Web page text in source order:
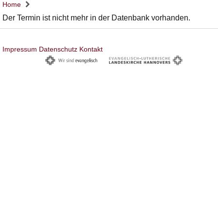
Home
Der Termin ist nicht mehr in der Datenbank vorhanden.
Impressum Datenschutz Kontakt